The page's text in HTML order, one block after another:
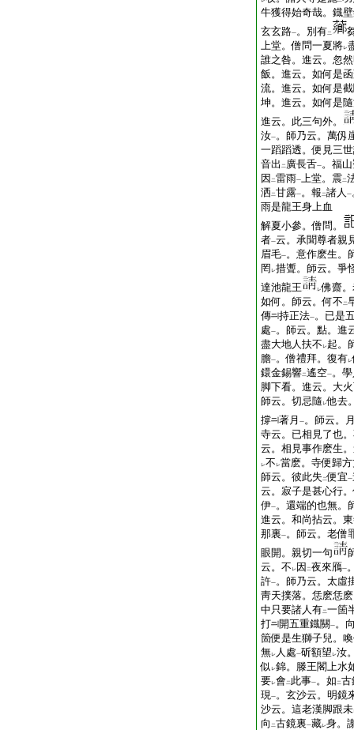
牛獲得始奇哉。鐡
玄玄路一。別有二
上堂。僧問一夏將レ
誰之咎。進云。忽
飯。進云。如何是
流。進云。如何是
坤。進云。如何是
進云。此三句外。
汝一。師乃云。萬仭
一蹈蹈透。便見三
音出 二 廣長舌一。福
因 二雷雨一上堂。震二
洒 二甘露一。報 二諸人 一
雨是龍王身上血
解夏小參。僧問。
者一云。承聞尊者親
眉毛一。意作麽生。
罔 レ措聻。師云。爭
達池龍王
レ佛齋
如何。師云。何不 二
傳
持正法一。已是
處一。師云。點。進
盡大地人扶不 レ起。
膽一。僧禮拜。復有レ
鐶金錫響二遙空一。
脚下看。進云。大
師云。切忌隨 レ他去
撐
著月 一。師云。
寺云。已相見了也
云。相見事作麽生
レ不 レ當麽。寺便歸
師云。彼此失 二便宜一
云。寂子是甚心行
伊一。還端的也無。
進云。和尚拈云。
那裏一。師云。老僧
眼開。親切一句
云。不 レ 因 二夜來鴈一
許一。師乃云。太虛
靑天撲落。恁麽恁
中只要諸人有二一箇
打
開五重鐡關一。
箇便是生獅子兒。
無レ 人處一斫額望 レ汝
似 レ錦。滕王閣上水
要レ會二 此事一。如 二古
現一。玄沙云。明鏡
沙云。這老漢脚跟未
向 二古鏡裏一藏レ身。